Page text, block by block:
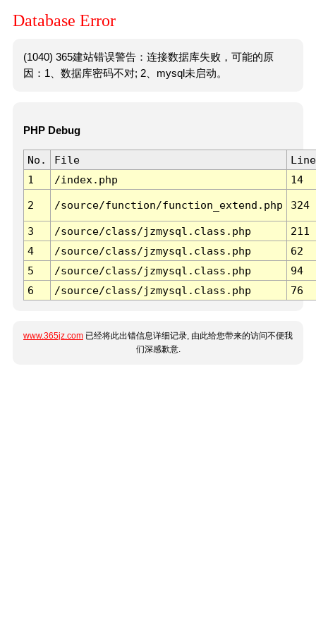
Database Error
(1040) 365建站错误警告：连接数据库失败，可能的原
因：1、数据库密码不对; 2、mysql未启动。
PHP Debug
No. File
Line
1
/index.php 14
2 /source/function/function_extend.php 324
3 /source/class/jzmysql.class.php
211
4
/source/class/jzmysql.class.php
62
5
/source/class/jzmysql.class.php
94
6
/source/class/jzmysql.class.php 76
www.365jz.com 已经将此出错信息详细记录, 由此给您带来的访问不便我
们深感歉意.